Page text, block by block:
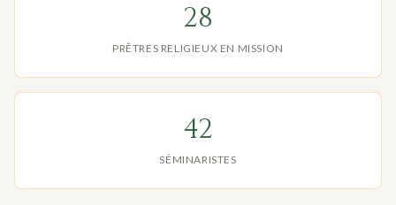
28
PRÊTRES RELIGIEUX EN MISSION
42
SÉMINARISTES